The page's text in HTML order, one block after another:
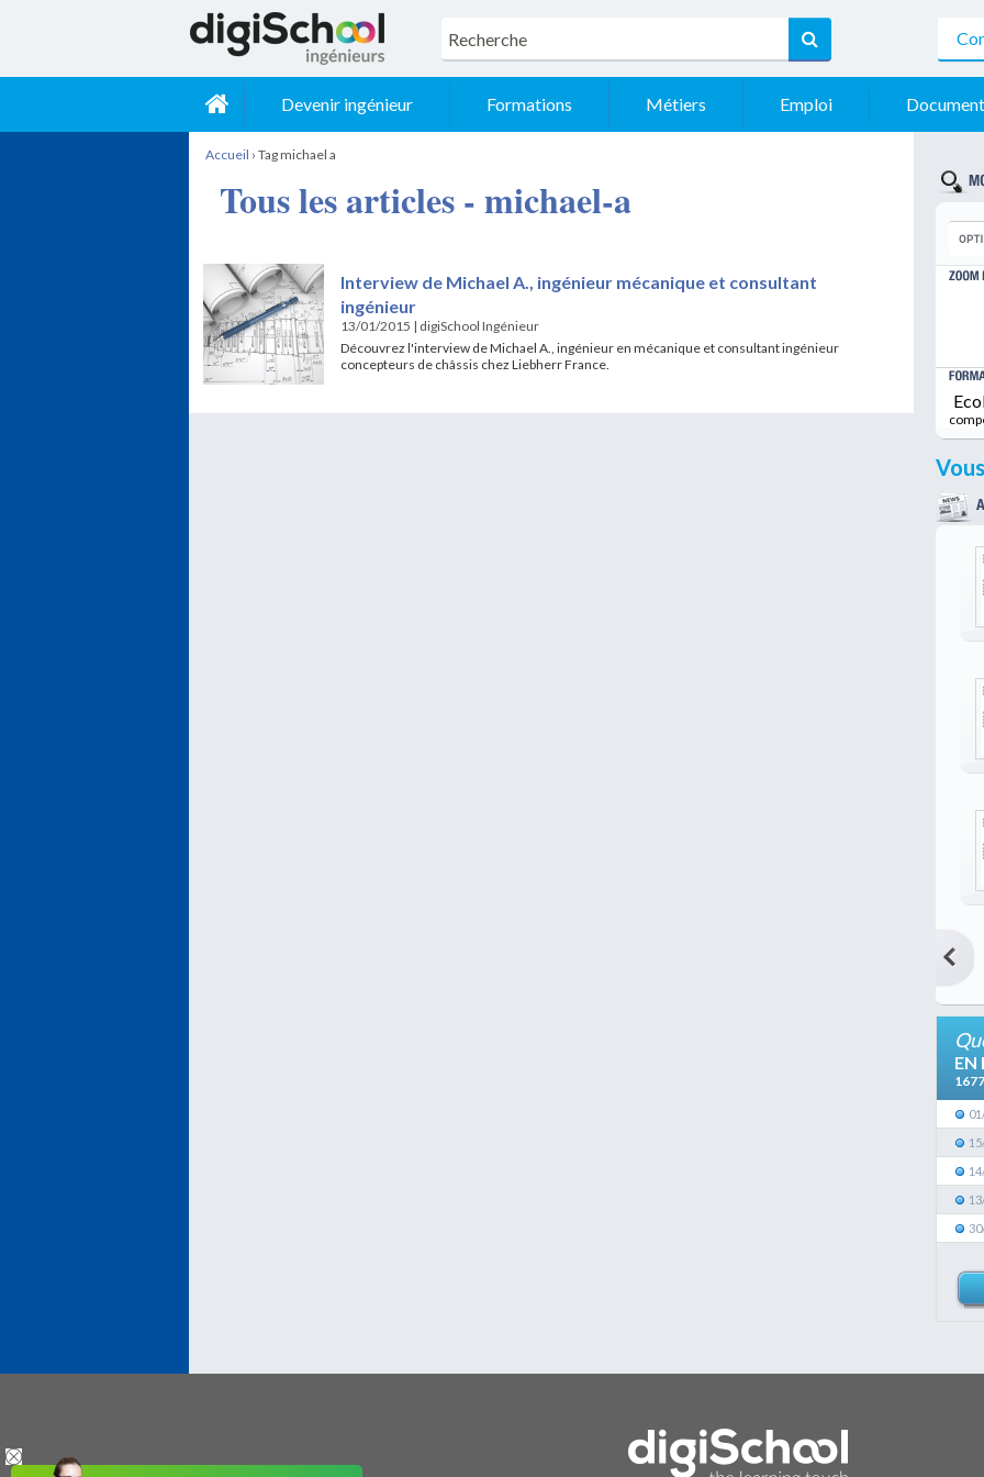
Devenir ingénieur Formations Métiers Emploi
Accueil ›Tag michael a
Tous les articles - michael-a
Interview de Michael A., ingénieur mécanique et consultant
ingénieur
13/01/2015 | digiSchool Ingénieur
Découvrez l'interview de Michael A., ingénieur en mécanique et consultant ingénieur
concepteurs de châssis chez Liebherr France.
EN